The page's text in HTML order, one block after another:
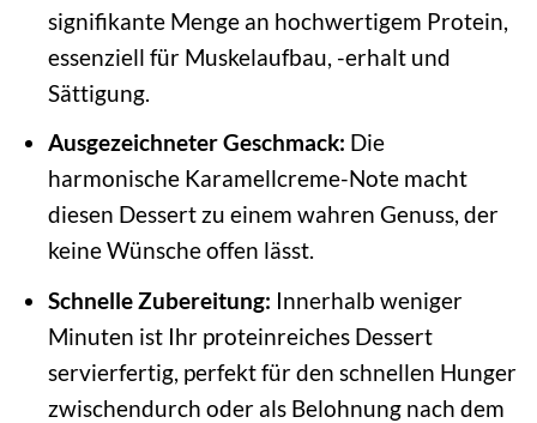
signifikante Menge an hochwertigem Protein,
essenziell für Muskelaufbau, -erhalt und
Sättigung.
Ausgezeichneter Geschmack: Die
harmonische Karamellcreme-Note macht
diesen Dessert zu einem wahren Genuss, der
keine Wünsche offen lässt.
Schnelle Zubereitung: Innerhalb weniger
Minuten ist Ihr proteinreiches Dessert
servierfertig, perfekt für den schnellen Hunger
zwischendurch oder als Belohnung nach dem